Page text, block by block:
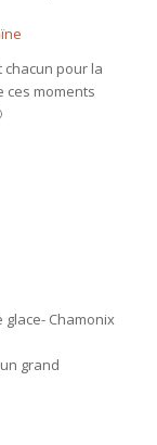
chacun pour la
ces moments
Chamonix
grand